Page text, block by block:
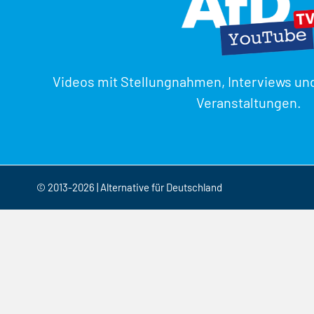
Videos mit Stellungnahmen, Interviews
Veranstaltungen.
© 2013-2026 | Alternative für Deutschland